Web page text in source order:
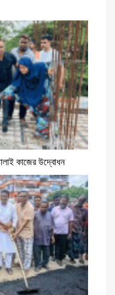
কাজের উদ্বোধন